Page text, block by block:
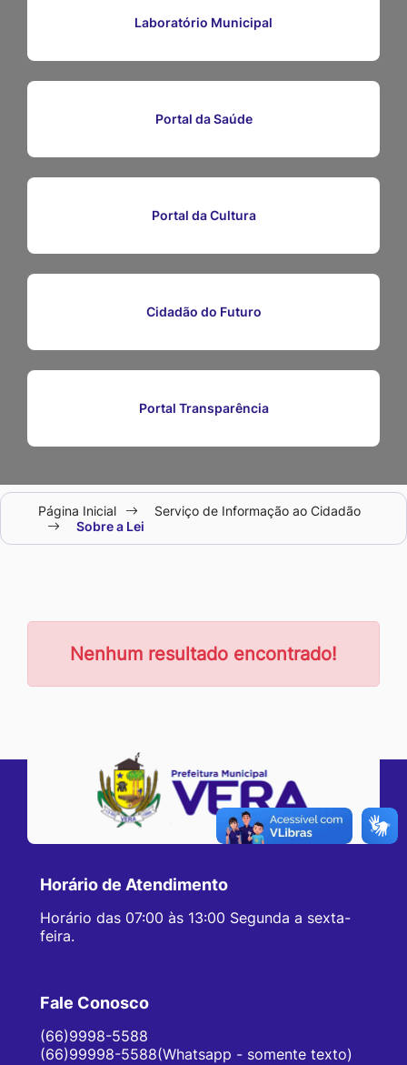
Laboratório Municipal
Portal da Saúde
Portal da Cultura
Cidadão do Futuro
Portal Transparência
Seção
Página Inicial
Serviço de Informação ao Cidadão
Sobre a Lei
Nenhum resultado encontrado!
Horário de Atendimento
Horário das 07:00 às 13:00 Segunda a sexta-
feira.
Fale Conosco
(66)9998-5588
(66)99998-5588(Whatsapp - somente texto)